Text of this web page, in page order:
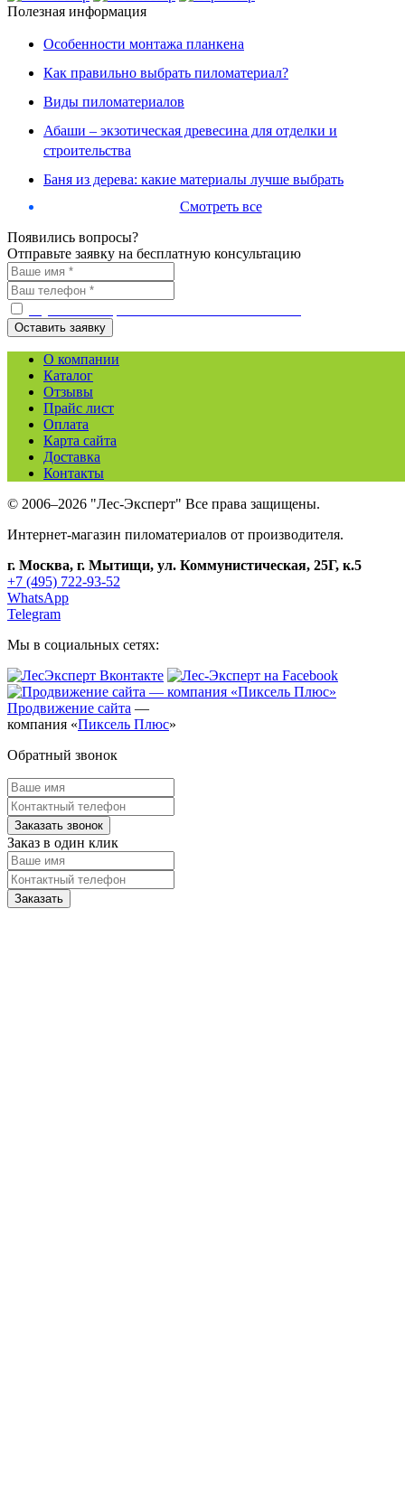
Полезная информация
Особенности монтажа планкена
Как правильно выбрать пиломатериал?
Виды пиломатериалов
Абаши – экзотическая древесина для отделки и
строительства
Баня из дерева: какие материалы лучше выбрать
Смотреть все
Появились вопросы?
Отправьте заявку на бесплатную консультацию
О компании
Каталог
Отзывы
Прайс лист
Оплата
Карта сайта
Доставка
Контакты
© 2006–2026 "Лес-Эксперт" Все права защищены.
Интернет-магазин пиломатериалов от производителя.
г. Москва, г. Мытищи, ул. Коммунистическая, 25Г, к.5
+7 (495) 722-93-52
WhatsApp
Telegram
Мы в социальных сетях:
Продвижение сайта —
компания «Пиксель Плюс»
Обратный звонок
Заказ в один клик